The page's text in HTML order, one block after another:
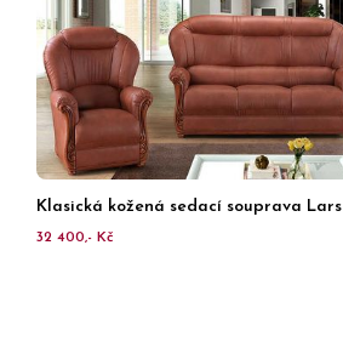
Klasická kožená sedací souprava Lars
32 400,- Kč